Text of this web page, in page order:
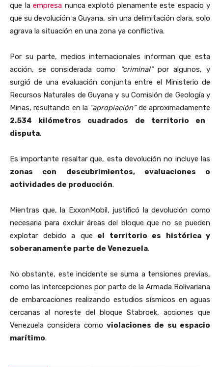
que la empresa nunca explotó plenamente este espacio y
que su devolución a Guyana, sin una delimitación clara, solo
agrava la situación en una zona ya conflictiva.
Por su parte, medios internacionales informan que esta
acción, se considerada como
“criminal”por algunos, y
surgió de una evaluación conjunta entre el Ministerio de
Recursos Naturales de Guyana y su Comisión de Geología y
Minas, resultando en la “apropiación”de aproximadamente
2.534 kilómetros cuadrados de territorio en
disputa.
Es importante resaltar que, esta devolución no incluye las
zonas con descubrimientos, evaluaciones o
actividades de producción.
Mientras que, la ExxonMobil, justificó la devolución como
necesaria para excluir áreas del bloque que no se pueden
explotar debido a que el territorio es histórica y
soberanamente parte de Venezuela.
No obstante, este incidente se suma a tensiones previas,
como las intercepciones por parte de la Armada Bolivariana
de embarcaciones realizando estudios sísmicos en aguas
cercanas al noreste del bloque Stabroek, acciones que
Venezuela considera como violaciones de su espacio
marítimo.